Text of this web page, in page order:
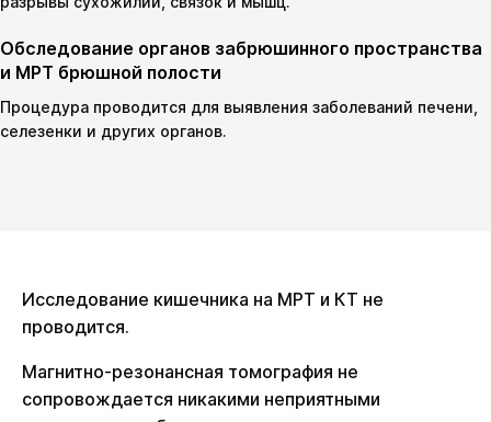
Обследование органов забрюшинного пространства
и МРТ брюшной полости
Процедура проводится для выявления заболеваний печени,
селезенки и других органов.
Исследование кишечника на МРТ и КТ не
проводится.
Магнитно-резонансная томография не
сопровождается никакими неприятными